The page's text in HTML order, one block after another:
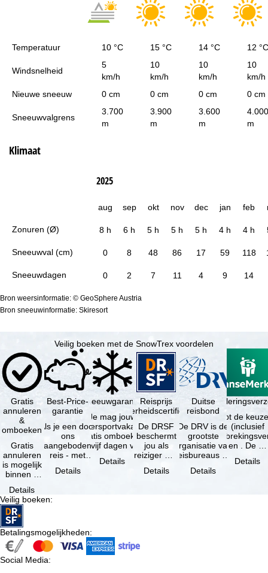
Temperatuur 10 °C 15 °C 14 °C 12 °C
Windsnelheid
5
km/h
10
km/h
10
km/h
10
km/h
Nieuwe sneeuw
0 cm 0 cm 0 cm 0 cm
Sneeuwvalgrens
3.700
m
3.900
m
3.600
m
4.000
m
Klimaat
Zonuren (Ø)
Sneeuwval (cm)
Sneeuwdagen
2025
aug sep okt nov dec jan feb
8 h 6 h 5 h 5 h 5 h 4 h 4 h
0 8 48 86 17 59 118
0 2 7 11 4 9 14
Bron weersinformatie: © GeoSphere Austria
Bron sneeuwinformatie: Skiresort
Veilig boeken met de SnowTrex voordelen
Gratis
annuleren
&
omboeken
Gratis
annuleren
is mogelijk
binnen 5
de
boeking,
als jouw
vakantie …
Details
Best-Price-
garantie
Als je een door
ons
aangeboden
reis - met
dezelfde inhoud
en
Details
Sneeuwgarantie
Je mag jouw
wintersportvakantie
gratis omboeken
als vijf dagen voor
Details
Reisprijs
zekerheidscertificaat
De DRSF
beschermt
jou als
reiziger met
pakketreis
Details
Duitse
reisbond
De DRV is de
grootste
organisatie van
reisbureaus en
in Duitsland. …
Details
Je hebt de
(inclusief
en . De …
Details
Veilig boeken:
Betalingsmogelijkheden:
Social Media: